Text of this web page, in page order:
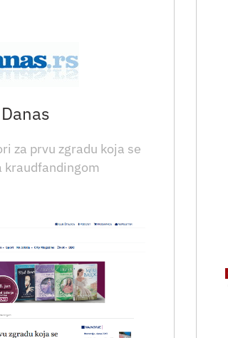
Danas
za prvu zgradu koja se
kraudfandingom